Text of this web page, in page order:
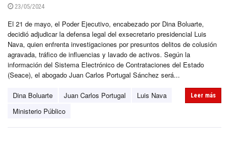
23/05/2024
El 21 de mayo, el Poder Ejecutivo, encabezado por Dina Boluarte,
decidió adjudicar la defensa legal del exsecretario presidencial Luis
Nava, quien enfrenta investigaciones por presuntos delitos de colusión
agravada, tráfico de influencias y lavado de activos. Según la
información del Sistema Electrónico de Contrataciones del Estado
(Seace), el abogado Juan Carlos Portugal Sánchez será...
Dina Boluarte Juan Carlos Portugal
Luis Nava
Ministerio Público
Leer más